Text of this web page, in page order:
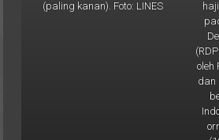
LDII Kaltim Imam Sujono Lutfi